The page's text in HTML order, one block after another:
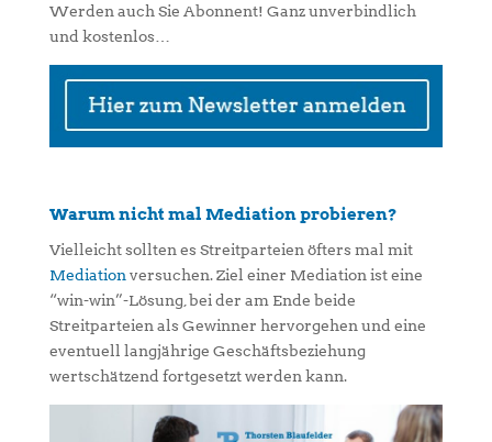
Werden auch Sie Abonnent! Ganz unverbindlich
und kostenlos…
Warum nicht mal Mediation probieren?
Vielleicht sollten es Streitparteien öfters mal mit
Mediationversuchen. Ziel einer Mediation ist eine
“win-win”-Lösung, bei der am Ende beide
Streitparteien als Gewinner hervorgehen und eine
eventuell langjährige Geschäftsbeziehung
wertschätzend fortgesetzt werden kann.